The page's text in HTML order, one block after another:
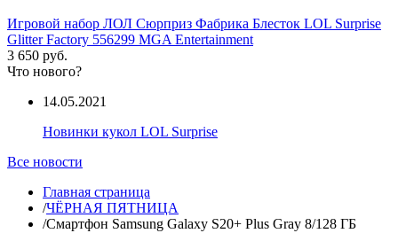
Игровой набор ЛОЛ Сюрприз Фабрика Блесток LOL Surprise
Glitter Factory 556299 MGA Entertainment
3 650 руб.
Что нового?
14.05.2021
Новинки кукол LOL Surprise
Все новости
Главная страница
/ЧЁРНАЯ ПЯТНИЦА
/Смартфон Samsung Galaxy S20+ Plus Gray 8/128 ГБ